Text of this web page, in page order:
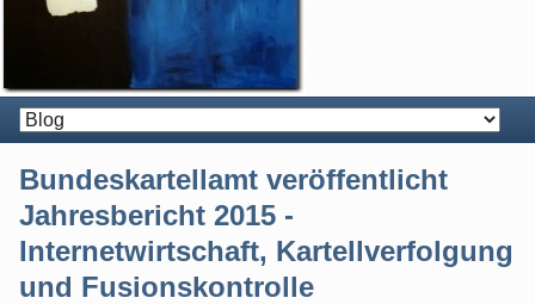
Bundeskartellamt veröffentlicht
Jahresbericht 2015 -
Internetwirtschaft, Kartellverfolgung
und Fusionskontrolle